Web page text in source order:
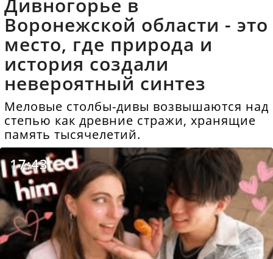
Дивногорье в
Воронежской области - это
место, где природа и
история создали
невероятный синтез
Меловые столбы-дивы возвышаются над
степью как древние стражи, хранящие
память тысячелетий.
17:43